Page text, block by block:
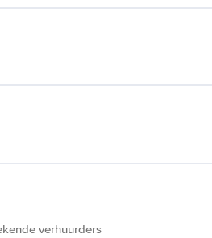
verhuurders